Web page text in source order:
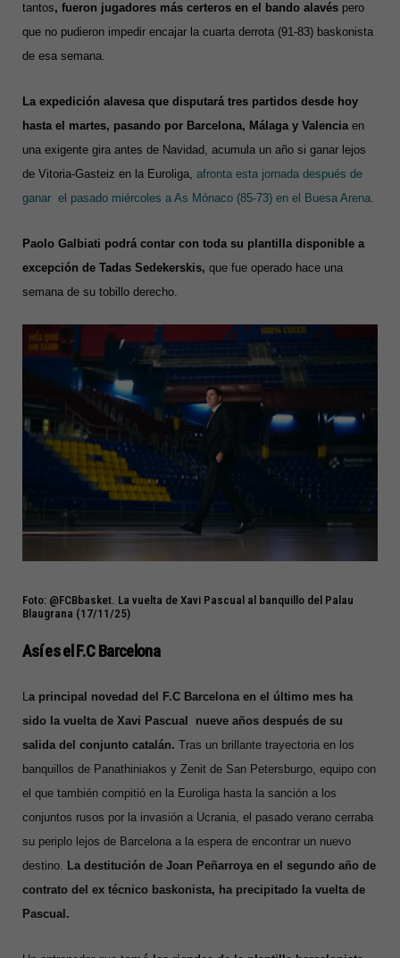
tantos, fueron jugadores más certeros en el bando alavés pero
que no pudieron impedir encajar la cuarta derrota (91-83) baskonista
de esa semana.
La expedición alavesa que disputará tres partidos desde hoy
hasta el martes, pasando por Barcelona, Málaga y Valencia en
una exigente gira antes de Navidad, acumula un año si ganar lejos
de Vitoria-Gasteiz en la Euroliga, afronta esta jornada después de
ganar el pasado miércoles a As Mónaco (85-73) en el Buesa Arena.
Paolo Galbiati podrá contar con toda su plantilla disponible a
excepción de Tadas Sedekerskis, que fue operado hace una
semana de su tobillo derecho.
Foto: @FCBbasket. La vuelta de Xavi Pascual al banquillo del Palau
Blaugrana (17/11/25)
Así es el F.C Barcelona
a principal novedad del F.C Barcelona en el último mes ha
sido la vuelta de Xavi Pascual nueve años después de su
salida del conjunto catalán. Tras un brillante trayectoria en los
banquillos de Panathiniakos y Zenit de San Petersburgo, equipo con
el que también compitió en la Euroliga hasta la sanción a los
conjuntos rusos por la invasión a Ucrania, el pasado verano cerraba
su periplo lejos de Barcelona a la espera de encontrar un nuevo
destino.
La destitución de Joan Peñarroya en el segundo año de
contrato del ex técnico baskonista, ha precipitado la vuelta de
Pascual.